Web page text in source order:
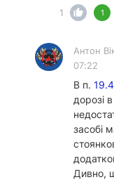
1
1
Антон
07:22
В п.
дорозі
засобі
Дивно,